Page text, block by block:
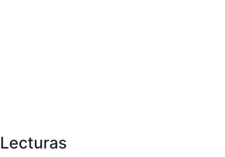
Lecturas